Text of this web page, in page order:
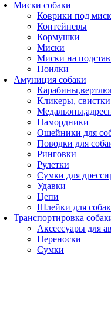
Миски собаки
Коврики под
Контейнеры
Кормушки
Миски
Миски на
Поилки
Амуниция собаки
Кликеры, свистки
Намордники
Ошейники для
Поводки для
Ринговки
Рулетки
Сумки для
Удавки
Цепи
Шлейки для собак
Транспортировка
Аксессуары для
Переноски
Сумки